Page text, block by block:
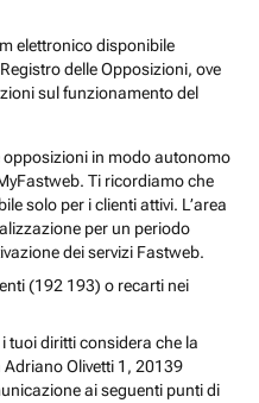
elettronico disponibile
delle Opposizioni, ove
sul funzionamento del
opposizioni in modo autonomo
Ti ricordiamo che
solo per i clienti attivi. L’area
per un periodo
dei servizi Fastweb.
(192 193) o recarti nei
tuoi diritti considera che la
Adriano Olivetti 1, 20139
ai seguenti punti di